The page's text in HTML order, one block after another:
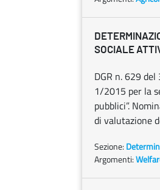
SOCIALE
DGR n. 629
1/2015 per la
pubblici”.
di valutazione
Sezione:
Argomenti: